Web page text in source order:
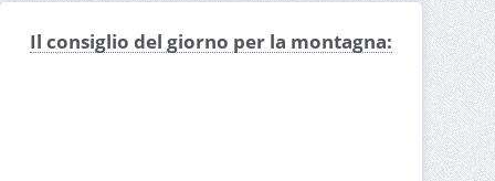
Il consiglio del giorno per la montagna: